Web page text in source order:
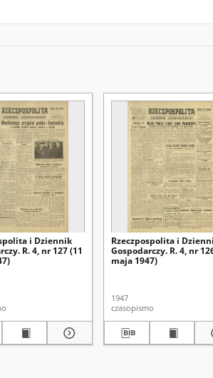
i Dziennik
R. 4, nr 127 (11
Rzeczpospolita i
Gospodarczy. R. 4, nr
maja 1947)
1947
czasopismo